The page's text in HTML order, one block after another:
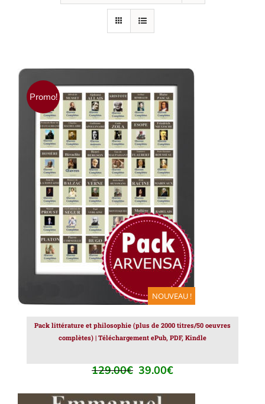
Promo!
NOUVEAU !
AJOUTER AU PANIER / DÉTAILS
Pack littérature et philosophie (plus de 2000 titres/50 oeuvres
complètes) | Téléchargement ePub, PDF, Kindle
129.00€ Le
initial
39.00€Le
actuel